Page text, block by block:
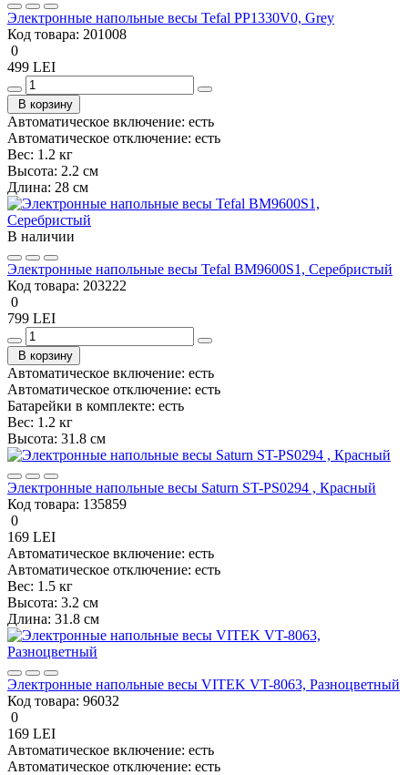
Электронные напольные весы Tefal PP1330V0, Grey
Код товара: 201008
0
499 LEI
В корзину
Автоматическое включение: есть
Автоматическое отключение: есть
Вес: 1.2 кг
Высота: 2.2 см
Длина: 28 см
В наличии
Электронные напольные весы Tefal BM9600S1, Серебристый
Код товара: 203222
0
799 LEI
В корзину
Автоматическое включение: есть
Автоматическое отключение: есть
Батарейки в комплекте: есть
Вес: 1.2 кг
Высота: 31.8 см
Электронные напольные весы Saturn ST-PS0294 , Красный
Код товара: 135859
0
169 LEI
Автоматическое включение: есть
Автоматическое отключение: есть
Вес: 1.5 кг
Высота: 3.2 см
Длина: 31.8 см
Электронные напольные весы VITEK VT-8063, Разноцветный
Код товара: 96032
0
169 LEI
Автоматическое включение: есть
Автоматическое отключение: есть